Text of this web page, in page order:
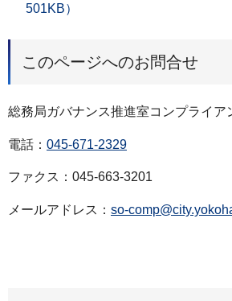
501KB）
このページへのお問合せ
総務局ガバナンス推進室コンプライア
電話： 045-671-2329
ファクス：045-663-3201
メールアドレス： so-